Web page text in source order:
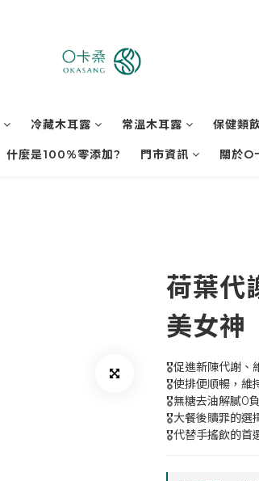
冷藏木耳露 常溫木耳露 保健類
什麼是100%零添加? 門市資訊 關於O
荷葉代
美女神
🎖促進新陳代謝、
🎖使排便順暢，維
🎖無糖去油解膩0
🎖大餐後贖罪的選
🎖代替手搖飲的首